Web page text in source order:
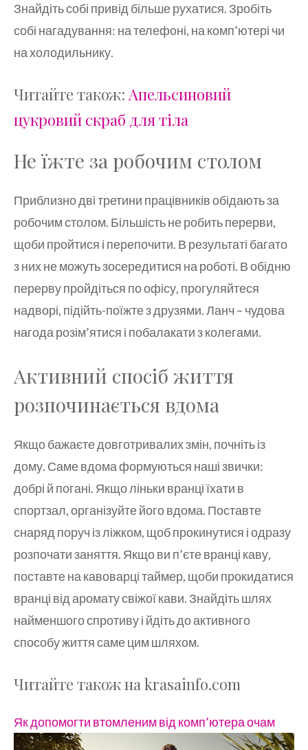
Знайдіть собі привід більше рухатися. Зробіть
собі нагадування: на телефоні, на комп’ютері чи
на холодильнику.
Читайте також: Апельсиновий
цукровий скраб для тіла
Не їжте за робочим столом
Приблизно дві третини працівників обідають за
робочим столом. Більшість не робить перерви,
щоби пройтися і перепочити. В результаті багато
з них не можуть зосередитися на роботі. В обідню
перерву пройдіться по офісу, прогуляйтеся
надворі, підійть-поїжте з друзями. Ланч – чудова
нагода розім’ятися і побалакати з колегами.
Активний спосіб життя
розпочинається вдома
Якщо бажаєте довготривалих змін, почніть із
дому. Саме вдома формуються наші звички:
добрі й погані. Якщо ліньки вранці їхати в
спортзал, організуйте його вдома. Поставте
снаряд поруч із ліжком, щоб прокинутися і одразу
розпочати заняття. Якщо ви п’єте вранці каву,
поставте на кавоварці таймер, щоби прокидатися
вранці від аромату свіжої кави. Знайдіть шлях
найменшого спротиву і йдіть до активного
способу життя саме цим шляхом.
Читайте також на krasainfo.com
Як допомогти втомленим від комп’ютера очам